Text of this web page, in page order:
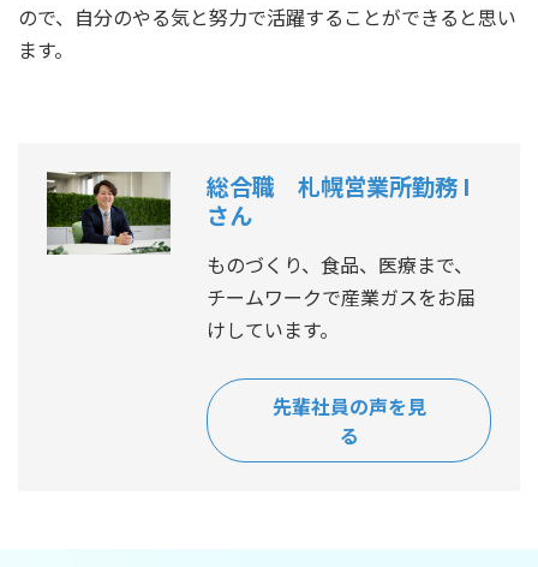
ので、自分のやる気と努力で活躍することができると思い
ます。
総合職 札幌営業所勤務 I
さん
ものづくり、食品、医療まで、
チームワークで産業ガスをお届
けしています。
先輩社員の声を見
る